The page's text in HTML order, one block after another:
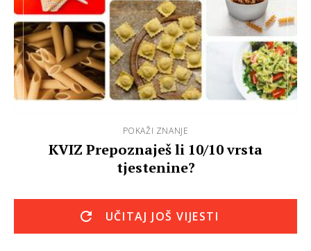
POKAŽI ZNANJE
KVIZ Prepoznaješ li 10/10 vrsta
tjestenine?
UČITAJ JOŠ VIJESTI